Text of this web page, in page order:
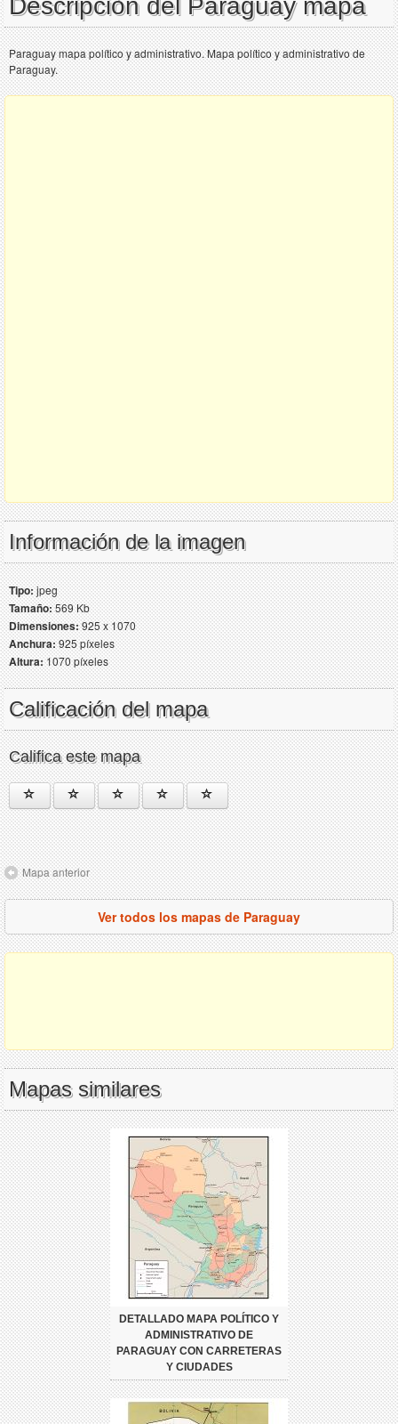
Descripción del Paraguay mapa
Paraguay mapa político y administrativo. Mapa político y administrativo de
Paraguay.
Información de la imagen
Tipo:jpeg
Tamaño:569 Kb
Dimensiones:925 x 1070
Anchura:925 píxeles
Altura:1070 píxeles
Calificación del mapa
Califica este mapa
Mapa anterior
Ver todos los mapas de Paraguay
Mapas similares
DETALLADO MAPA POLÍTICO Y
ADMINISTRATIVO DE
PARAGUAY CON CARRETERAS
Y CIUDADES